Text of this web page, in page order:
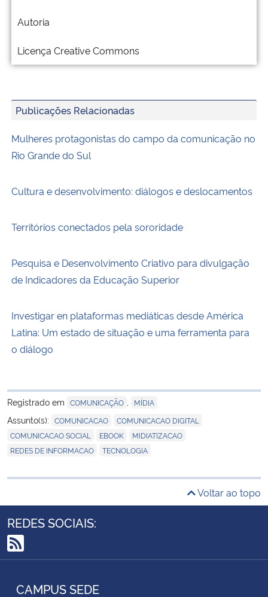
Autoria
Licença Creative Commons
Publicações Relacionadas
Mulheres protagonistas do campo da comunicação no
Rio Grande do Sul
Cultura e desenvolvimento: diálogos e deslocamentos
Territórios conectados pela sororidade
Pesquisa e Desenvolvimento Criativo para divulgação
de Indicadores da Educação Superior
Investigar en plataformas mediáticas desde América
Latina: Um estado de situação e uma ferramenta para
o diálogo
Registrado em COMUNICAÇÃO MÍDIA
Assunto(s): COMUNICACAO COMUNICACAO DIGITAL
COMUNICACAO SOCIAL EBOOK MIDIATIZACAO
REDES DE INFORMACAO TECNOLOGIA
Voltar ao topo
REDES SOCIAIS:
RSS
CAMPUS SEDE